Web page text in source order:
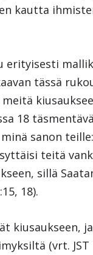
kautta
erityisesti
tässä
18
sanon
teitä
sillä
18).
kiusaukseen,
(vrt. JST